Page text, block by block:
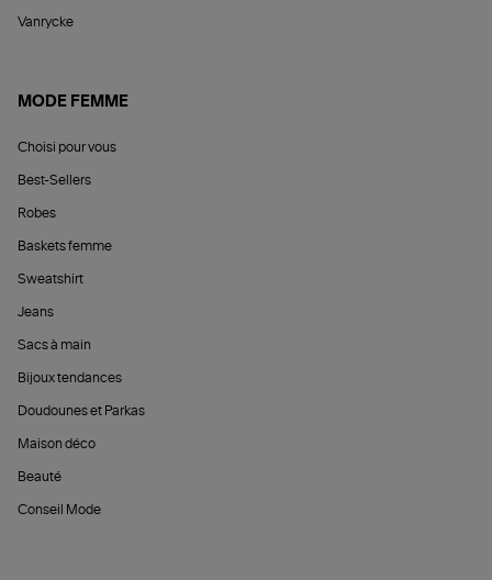
Vanrycke
MODE FEMME
Choisi pour vous
Best-Sellers
Robes
Baskets femme
Sweatshirt
Jeans
Sacs à main
Bijoux tendances
Doudounes et Parkas
Maison déco
Beauté
Conseil Mode